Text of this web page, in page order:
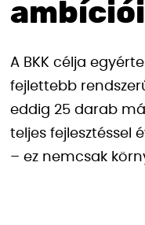
ambíciói
A BKK célja
fejlettebb
eddig 25 darab
teljes fejlesztéssel
– ez nemcsak